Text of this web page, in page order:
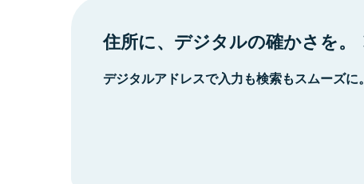
住所に、デジタルの確かさを。
デジタルアドレスで入力も検索もスムーズに。